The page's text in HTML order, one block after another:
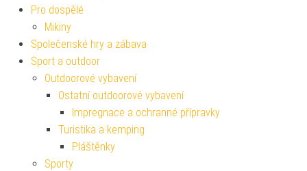
Pro dospělé
Mikiny
Společenské hry a zábava
Sport a outdoor
Outdoorové vybavení
Ostatní outdoorové vybavení
Impregnace a ochranné přípravky
Turistika a kemping
Pláštěnky
Sporty